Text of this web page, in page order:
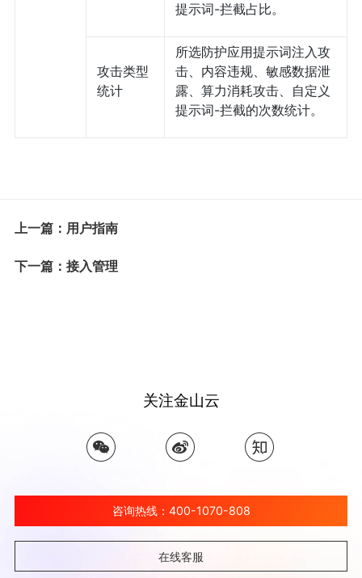
提示词-拦截占比。
攻击类型
统计
所选防护应用提示词注入攻
击、内容违规、敏感数据泄
露、算力消耗攻击、自定义
提示词-拦截的次数统计。
上一篇：用户指南
下一篇：接入管理
关注金山云
咨询热线：400-1070-808
在线客服